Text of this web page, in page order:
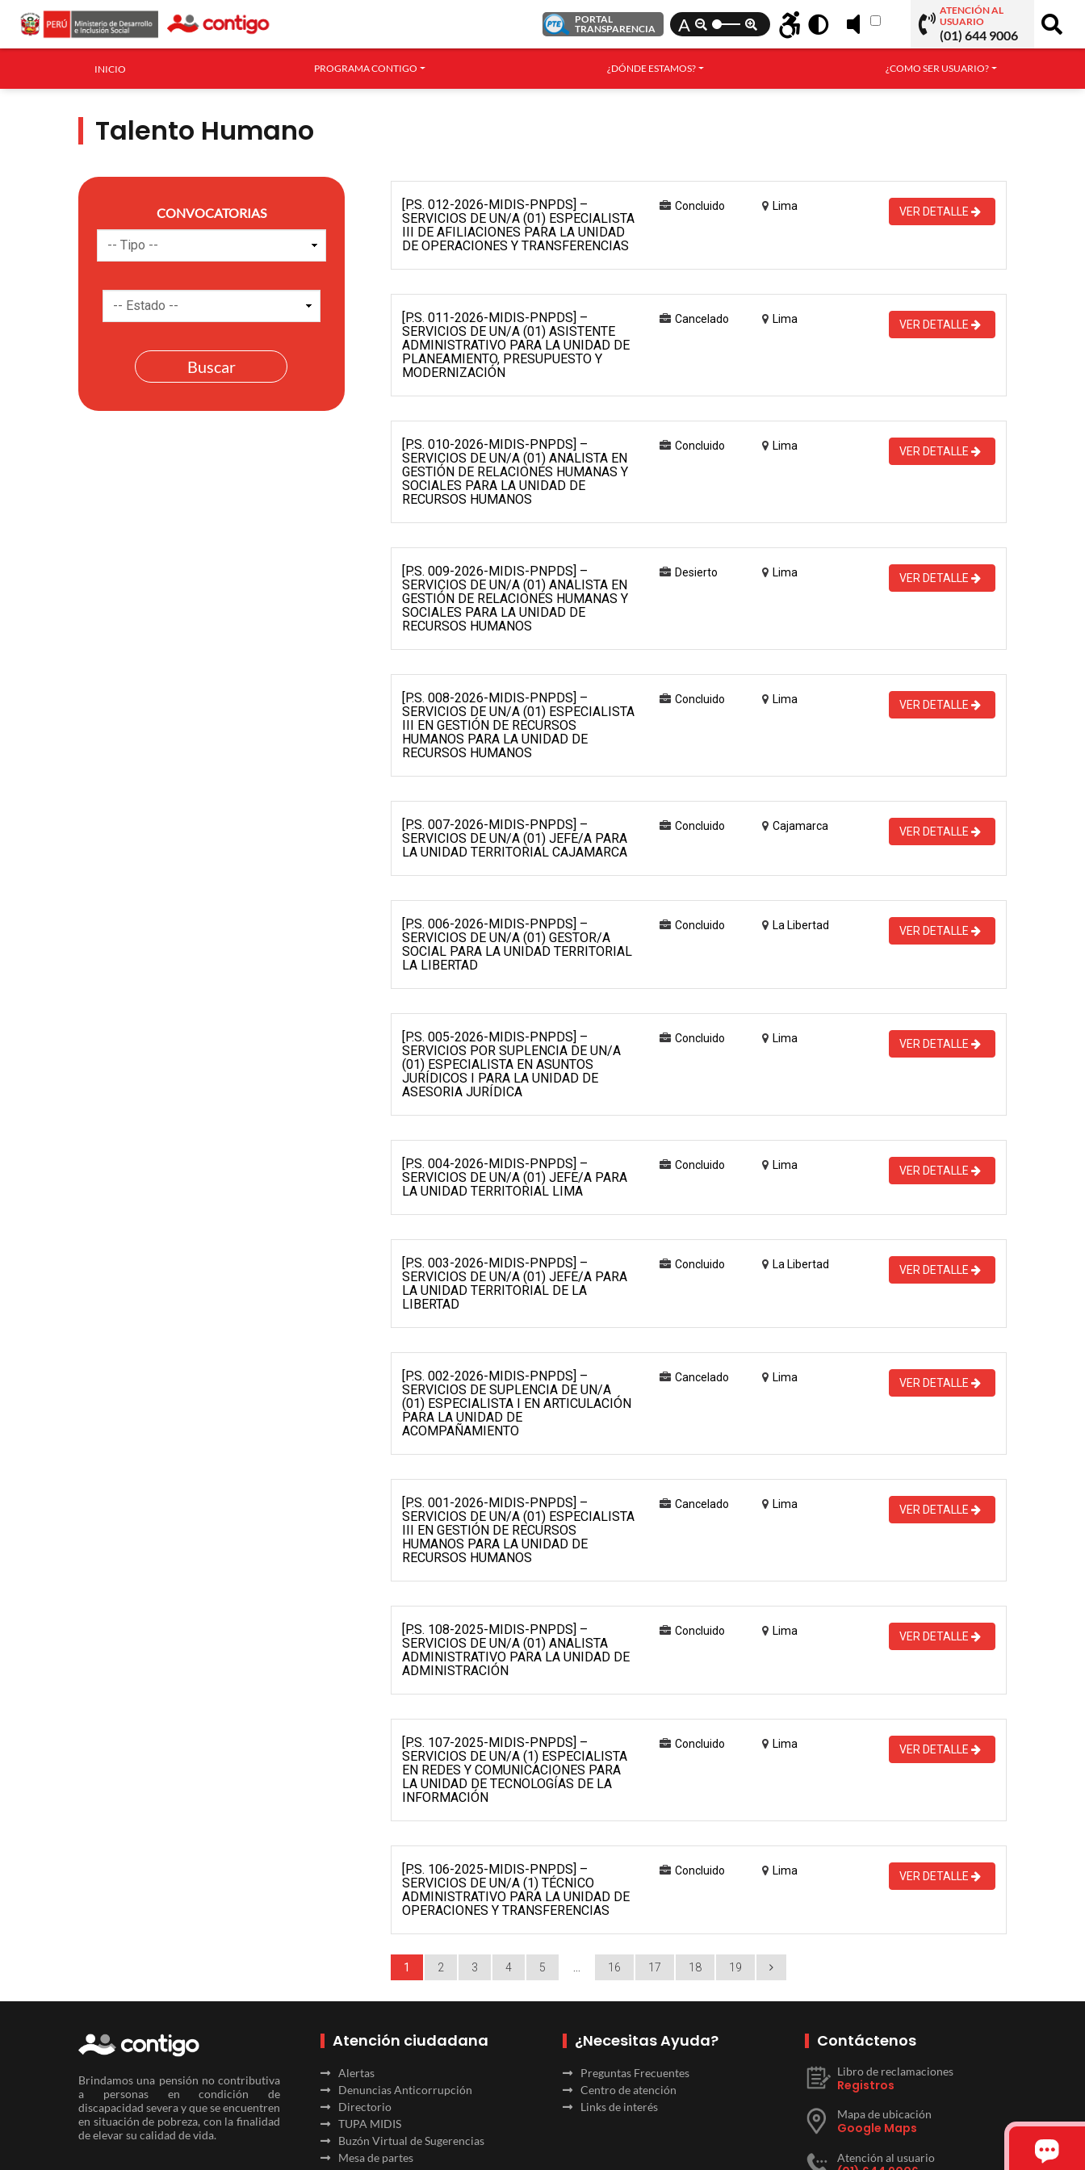
PORTAL
TRANSPARENCIA
A
ATENCIÓN AL
USUARIO
(01) 644 9006
INICIO PROGRAMA CONTIGO ¿DÓNDE ESTAMOS? ¿COMO SER USUARIO?
Talento Humano
CONVOCATORIAS
[P.S. 012-2026-MIDIS-PNPDS] –
SERVICIOS DE UN/A (01) ESPECIALISTA
III DE AFILIACIONES PARA LA UNIDAD
DE OPERACIONES Y TRANSFERENCIAS
Concluido Lima VER DETALLE
[P.S. 011-2026-MIDIS-PNPDS] –
SERVICIOS DE UN/A (01) ASISTENTE
ADMINISTRATIVO PARA LA UNIDAD DE
PLANEAMIENTO, PRESUPUESTO Y
MODERNIZACIÓN
Cancelado Lima VER DETALLE
[P.S. 010-2026-MIDIS-PNPDS] –
SERVICIOS DE UN/A (01) ANALISTA EN
GESTIÓN DE RELACIONES HUMANAS Y
SOCIALES PARA LA UNIDAD DE
RECURSOS HUMANOS
Concluido Lima VER DETALLE
[P.S. 009-2026-MIDIS-PNPDS] –
SERVICIOS DE UN/A (01) ANALISTA EN
GESTIÓN DE RELACIONES HUMANAS Y
SOCIALES PARA LA UNIDAD DE
RECURSOS HUMANOS
Desierto Lima VER DETALLE
[P.S. 008-2026-MIDIS-PNPDS] –
SERVICIOS DE UN/A (01) ESPECIALISTA
III EN GESTIÓN DE RECURSOS
HUMANOS PARA LA UNIDAD DE
RECURSOS HUMANOS
Concluido Lima VER DETALLE
[P.S. 007-2026-MIDIS-PNPDS] –
SERVICIOS DE UN/A (01) JEFE/A PARA
LA UNIDAD TERRITORIAL CAJAMARCA
Concluido Cajamarca VER DETALLE
[P.S. 006-2026-MIDIS-PNPDS] –
SERVICIOS DE UN/A (01) GESTOR/A
SOCIAL PARA LA UNIDAD TERRITORIAL
LA LIBERTAD
Concluido La Libertad VER DETALLE
[P.S. 005-2026-MIDIS-PNPDS] –
SERVICIOS POR SUPLENCIA DE UN/A
(01) ESPECIALISTA EN ASUNTOS
JURÍDICOS I PARA LA UNIDAD DE
ASESORIA JURÍDICA
Concluido Lima VER DETALLE
[P.S. 004-2026-MIDIS-PNPDS] –
SERVICIOS DE UN/A (01) JEFE/A PARA
LA UNIDAD TERRITORIAL LIMA
Concluido Lima VER DETALLE
[P.S. 003-2026-MIDIS-PNPDS] –
SERVICIOS DE UN/A (01) JEFE/A PARA
LA UNIDAD TERRITORIAL DE LA
LIBERTAD
Concluido La Libertad VER DETALLE
[P.S. 002-2026-MIDIS-PNPDS] –
SERVICIOS DE SUPLENCIA DE UN/A
(01) ESPECIALISTA I EN ARTICULACIÓN
PARA LA UNIDAD DE
ACOMPAÑAMIENTO
Cancelado Lima VER DETALLE
[P.S. 001-2026-MIDIS-PNPDS] –
SERVICIOS DE UN/A (01) ESPECIALISTA
III EN GESTIÓN DE RECURSOS
HUMANOS PARA LA UNIDAD DE
RECURSOS HUMANOS
Cancelado Lima VER DETALLE
[P.S. 108-2025-MIDIS-PNPDS] –
SERVICIOS DE UN/A (01) ANALISTA
ADMINISTRATIVO PARA LA UNIDAD DE
ADMINISTRACIÓN
Concluido Lima VER DETALLE
[P.S. 107-2025-MIDIS-PNPDS] –
SERVICIOS DE UN/A (1) ESPECIALISTA
EN REDES Y COMUNICACIONES PARA
LA UNIDAD DE TECNOLOGÍAS DE LA
INFORMACIÓN
Concluido Lima VER DETALLE
[P.S. 106-2025-MIDIS-PNPDS] –
SERVICIOS DE UN/A (1) TÉCNICO
ADMINISTRATIVO PARA LA UNIDAD DE
OPERACIONES Y TRANSFERENCIAS
Concluido Lima VER DETALLE
1 2 3 4 5 16 17 18 19
Brindamos una pensión no contributiva
a personas en condición de
discapacidad severa y que se encuentren
en situación de pobreza, con la finalidad
de elevar su calidad de vida.
Atención ciudadana
Alertas
Denuncias Anticorrupción
Directorio
TUPA MIDIS
Buzón Virtual de Sugerencias
Mesa de partes
¿Necesitas Ayuda?
Preguntas Frecuentes
Centro de atención
Links de interés
Contáctenos
Libro de reclamaciones
Registros
Mapa de ubicación
Google Maps
Atención al usuario